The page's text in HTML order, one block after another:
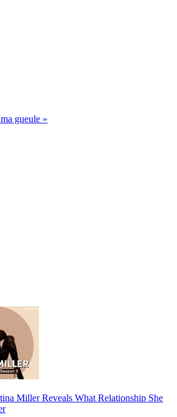
gueule »
Miller Reveals What Relationship She